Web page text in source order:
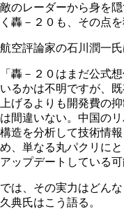
敵のレーダーから身を
く轟－２０も、その点
航空評論家の石川潤一氏
「轟－２０はまだ公式
いるかは不明ですが、
上げるよりも開発費の
は間違いない。中国の
構造を分析して技術情
め、単なる丸パクリに
アップデートしている
では、その実力はどん
久典氏はこう語る。